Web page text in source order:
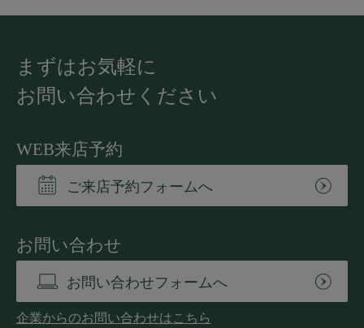
まずはお気軽に
お問い合わせください
WEB来店予約
ご来店予約フォームへ
お問い合わせ
お問い合わせフォームへ
企業からのお問い合わせはこちら